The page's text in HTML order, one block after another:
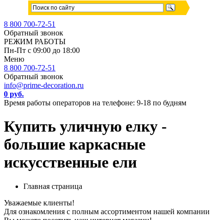
8 800 700-72-51
Обратный звонок
РЕЖИМ РАБОТЫ
Пн-Пт с 09:00 до 18:00
Меню
8 800 700-72-51
Обратный звонок
info@prime-decoration.ru
0 руб.
Время работы операторов на телефоне: 9-18 по будням
Купить уличную елку -
большие каркасные
искусственные ели
Главная страница
Уважаемые клиенты!
Для ознакомления с полным ассортиментом нашей компании